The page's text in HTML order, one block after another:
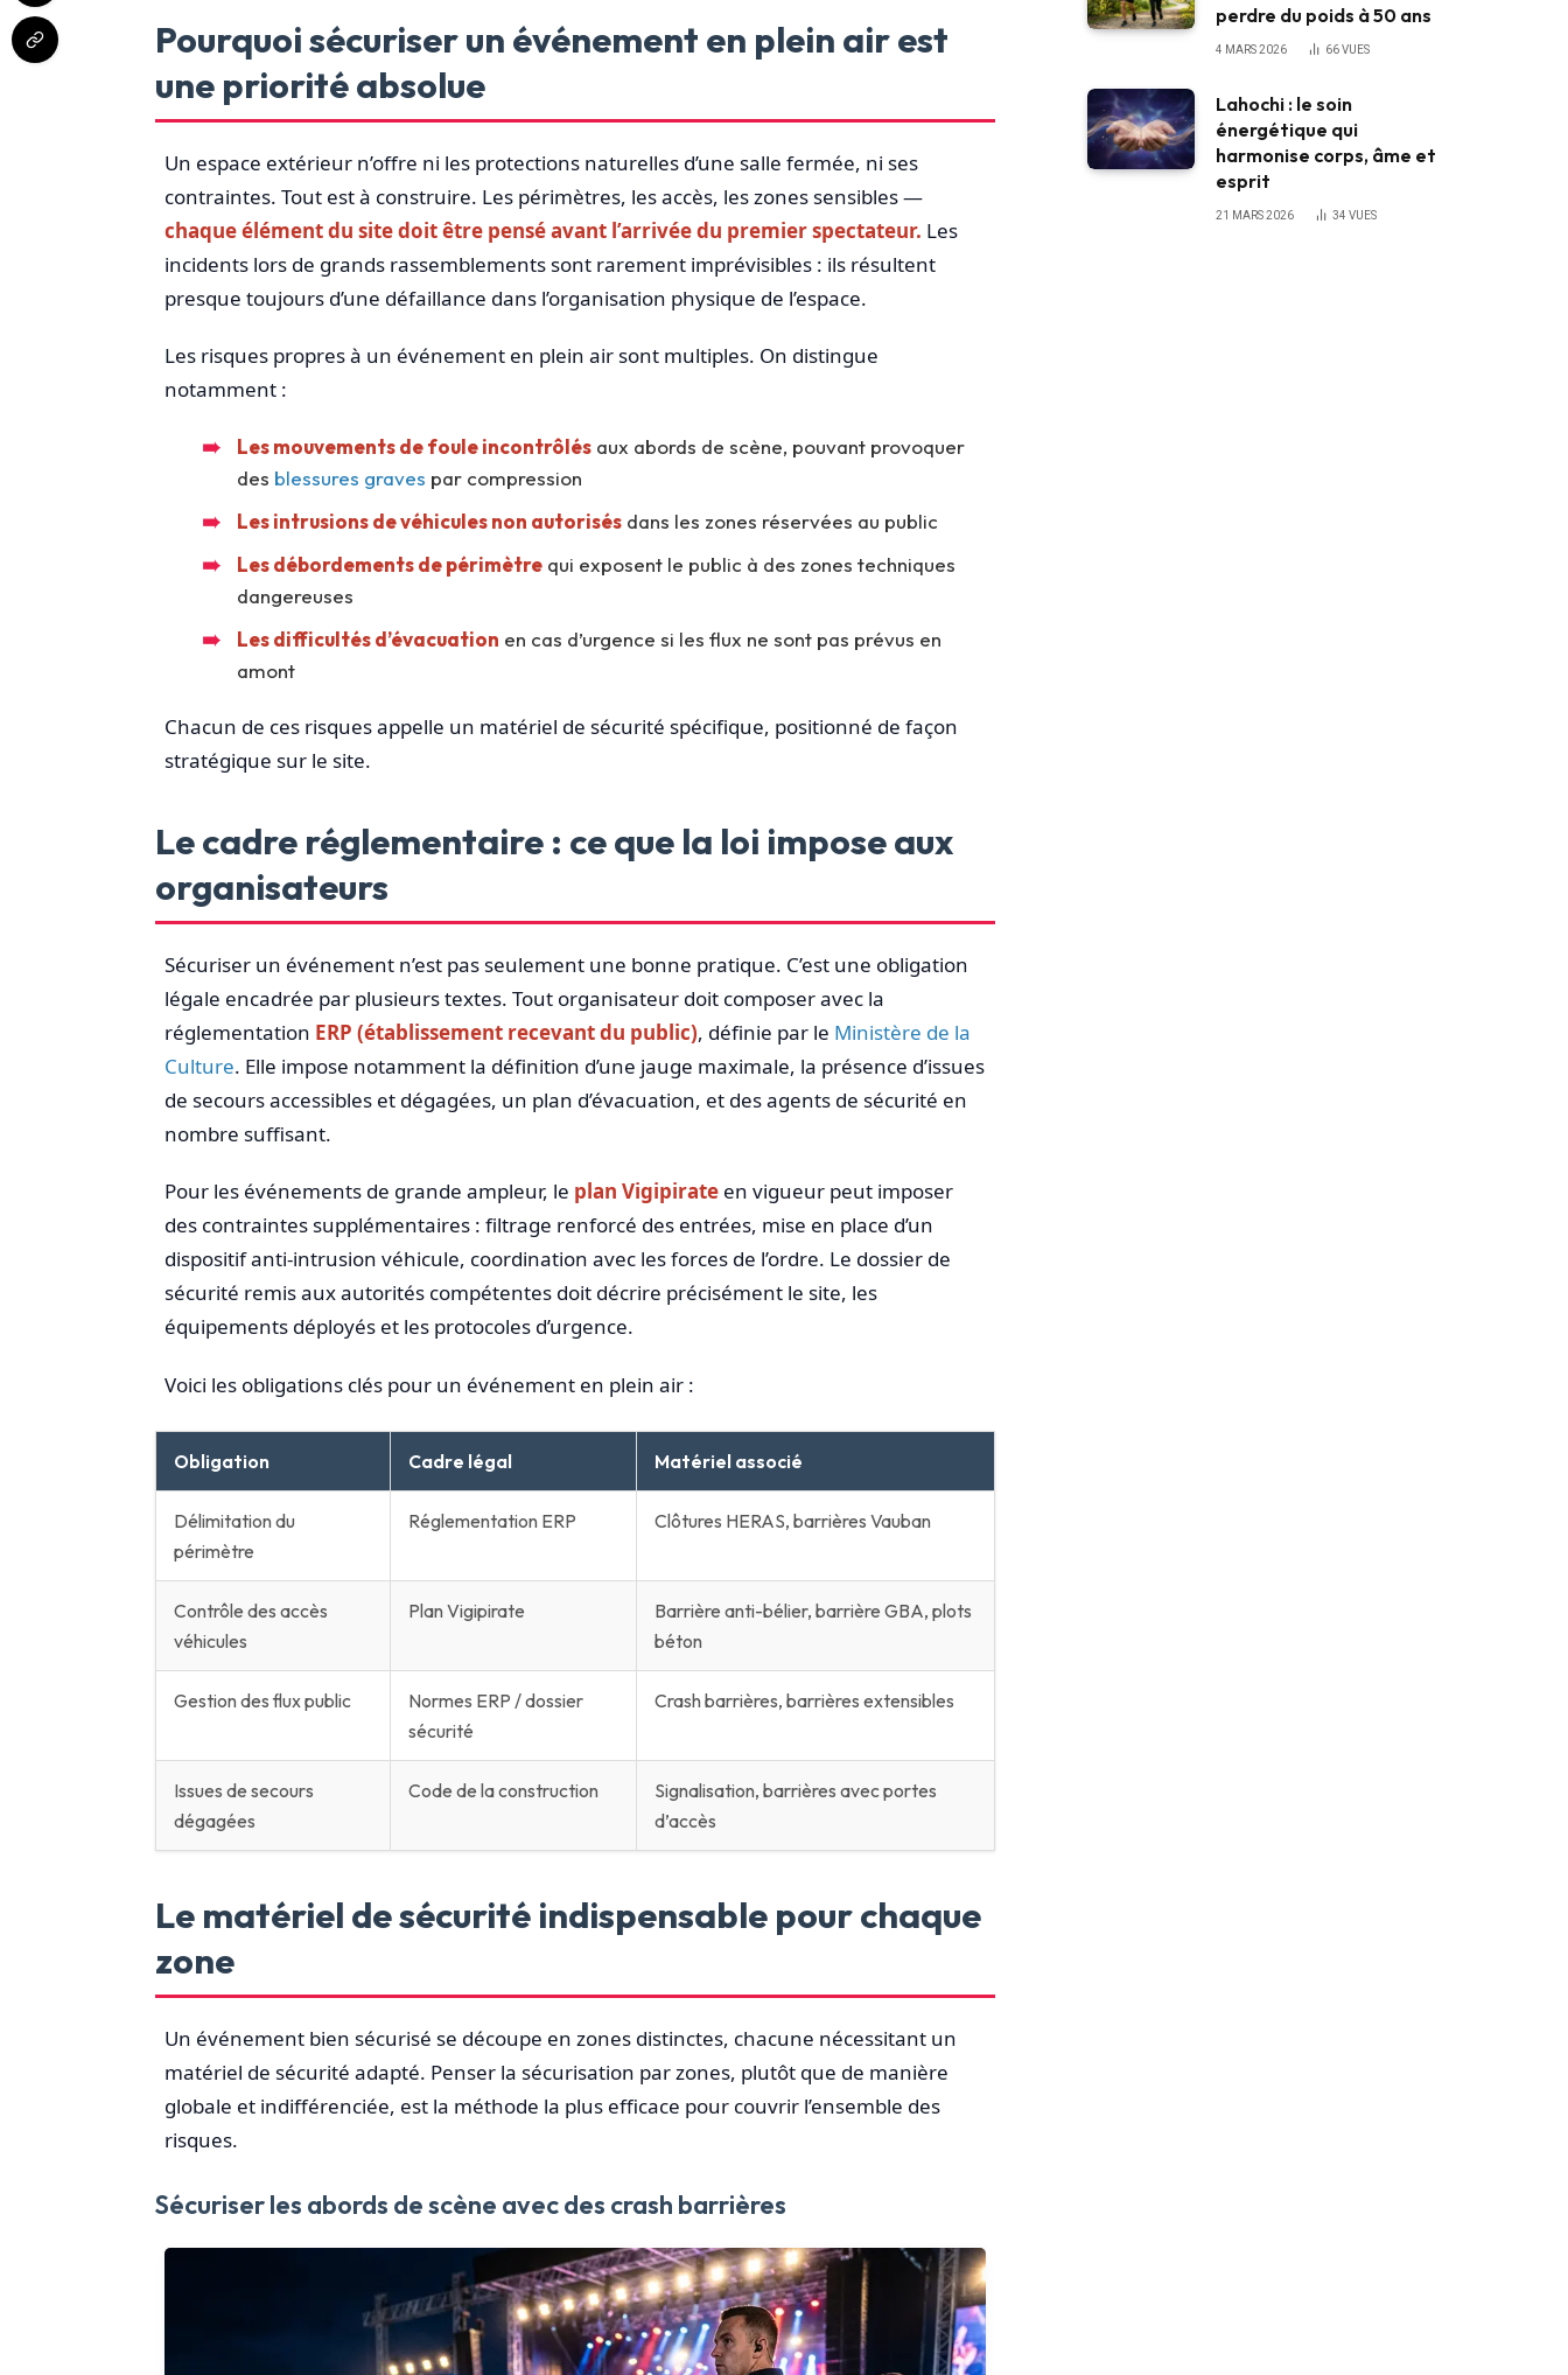
Pourquoi sécuriser un événement en plein air est
une priorité absolue
Un espace extérieur n’offre ni les protections naturelles d’une salle fermée, ni ses
contraintes. Tout est à construire. Les périmètres, les accès, les zones sensibles —
chaque élément du site doit être pensé avant l’arrivée du premier spectateur. Les
incidents lors de grands rassemblements sont rarement imprévisibles : ils résultent
presque toujours d’une défaillance dans l’organisation physique de l’espace.
Les risques propres à un événement en plein air sont multiples. On distingue
notamment :
Les mouvements de foule incontrôlésaux abords de scène, pouvant provoquer
des blessures graves par compression
Les intrusions de véhicules non autorisésdans les zones réservées au public
Les débordements de périmètrequi exposent le public à des zones techniques
dangereuses
Les difficultés d’évacuation en cas d’urgence si les flux ne sont pas prévus en
amont
Chacun de ces risques appelle un matériel de sécurité spécifique, positionné de façon
stratégique sur le site.
Le cadre réglementaire : ce que la loi impose aux
organisateurs
Sécuriser un événement n’est pas seulement une bonne pratique. C’est une obligation
légale encadrée par plusieurs textes. Tout organisateur doit composer avec la
réglementation ERP (établissement recevant du public), définie par le Ministère de la
Culture. Elle impose notamment la définition d’une jauge maximale, la présence d’issues
de secours accessibles et dégagées, un plan d’évacuation, et des agents de sécurité en
nombre suffisant.
Pour les événements de grande ampleur, le plan Vigipirateen vigueur peut imposer
des contraintes supplémentaires : filtrage renforcé des entrées, mise en place d’un
dispositif anti-intrusion véhicule, coordination avec les forces de l’ordre. Le dossier de
sécurité remis aux autorités compétentes doit décrire précisément le site, les
équipements déployés et les protocoles d’urgence.
Voici les obligations clés pour un événement en plein air :
Obligation Cadre légal Matériel associé
Délimitation du
périmètre
Réglementation ERP Clôtures HERAS, barrières Vauban
Contrôle des accès
véhicules
Plan Vigipirate
Barrière anti-bélier, barrière GBA, plots
béton
Gestion des flux public
Normes ERP / dossier
sécurité
Crash barrières, barrières extensibles
Issues de secours
dégagées
Code de la construction
Signalisation, barrières avec portes
d’accès
Le matériel de sécurité indispensable pour chaque
zone
Un événement bien sécurisé se découpe en zones distinctes, chacune nécessitant un
matériel de sécurité adapté. Penser la sécurisation par zones, plutôt que de manière
globale et indifférenciée, est la méthode la plus efficace pour couvrir l’ensemble des
risques.
Sécuriser les abords de scène avec des crash barrières
perdre du poids à 50 ans
4 MARS 2026 66VUES
Lahochi : le soin
énergétique qui
harmonise corps, âme et
esprit
21 MARS 2026 34 VUES